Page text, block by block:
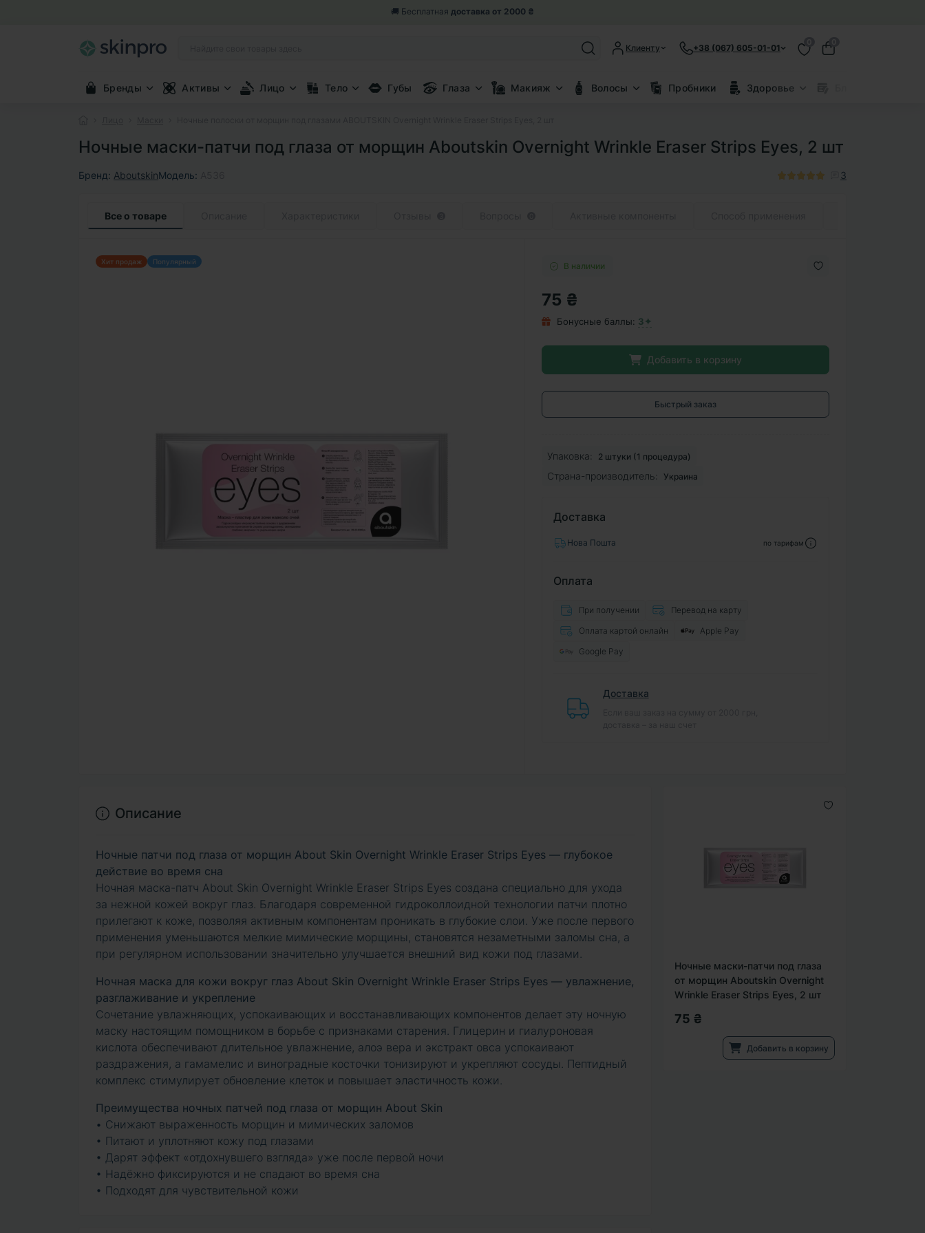
🎁 Возвращаем 5% от заказабонусными баллами
Клиенту +38 (067) 605-01-01
Бренды Активы Лицо Тело Губы Глаза Макияж Волосы Пробники Здоровье
Ночные маски-патчи под глаза от морщин Aboutskin Overnight Wrinkle Eraser Strips Eyes, 2 шт
Бренд: AboutskinМодель: 3
Все о товаре
Хит продаж Популярный В наличии
75 ₴
Бонусные баллы: 3✦
Добавить в корзину
Быстрый заказ
Упаковка: 2 штуки (1 процедура)
Страна-производитель: Украина
Доставка
Нова Пошта по тарифам
Оплата
При получении
Перевод на карту
Оплата картой онлайн
Apple Pay
Google Pay
Доставка
Ночные маски-патчи под глаза
от морщин Aboutskin Overnight
Wrinkle Eraser Strips Eyes, 2 шт
75 ₴
Добавить в корзину
Описание
Ночные патчи под глаза от морщин About Skin Overnight Wrinkle Eraser Strips Eyes — глубокое
действие во время сна
Ночная маска-патч About Skin Overnight Wrinkle Eraser Strips Eyes создана специально для ухода
за нежной кожей вокруг глаз. Благодаря современной гидроколлоидной технологии патчи плотно
прилегают к коже, позволяя активным компонентам проникать в глубокие слои. Уже после первого
применения уменьшаются мелкие мимические морщины, становятся незаметными заломы сна, а
при регулярном использовании значительно улучшается внешний вид кожи под глазами.
Ночная маска для кожи вокруг глаз About Skin Overnight Wrinkle Eraser Strips Eyes — увлажнение,
разглаживание и укрепление
Сочетание увлажняющих, успокаивающих и восстанавливающих компонентов делает эту ночную
маску настоящим помощником в борьбе с признаками старения. Глицерин и гиалуроновая
кислота обеспечивают длительное увлажнение, алоэ вера и экстракт овса успокаивают
раздражения, а гамамелис и виноградные косточки тонизируют и укрепляют сосуды. Пептидный
комплекс стимулирует обновление клеток и повышает эластичность кожи.
Преимущества ночных патчей под глаза от морщин About Skin
• Снижают выраженность морщин и мимических заломов
• Питают и уплотняют кожу под глазами
• Дарят эффект «отдохнувшего взгляда» уже после первой ночи
• Надёжно фиксируются и не спадают во время сна
• Подходят для чувствительной кожи